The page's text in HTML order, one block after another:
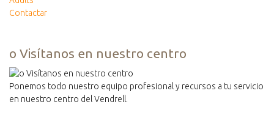
Contactar
o Visítanos en nuestro centro
Ponemos todo nuestro equipo profesional y recursos a tu servicio
en nuestro centro del Vendrell.